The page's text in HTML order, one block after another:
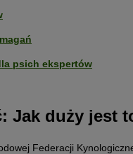
psich ekspertów
Jak duży jest
Federacji